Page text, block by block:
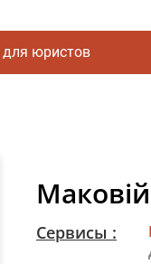
юристов
Сервисы :